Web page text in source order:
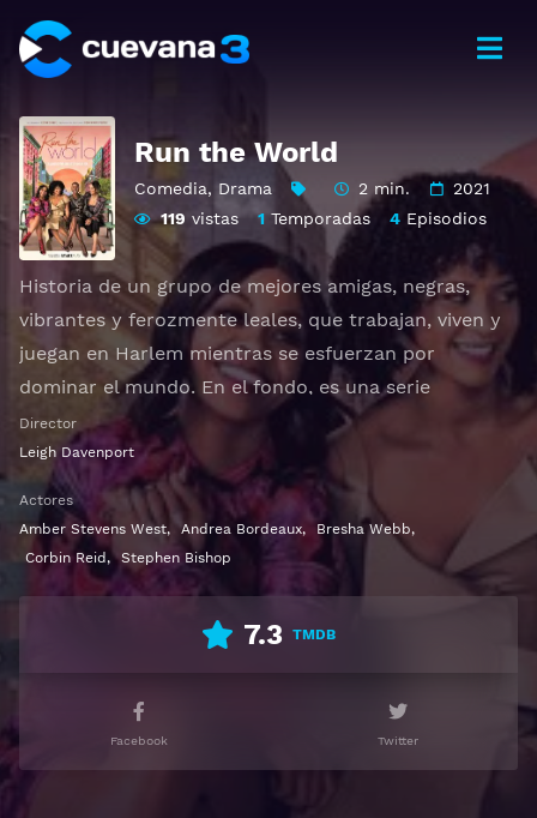
Run the World
Comedia, Drama 2 min.
2021
119 vistas 1 Temporadas 4 Episodios
Historia de un grupo de mejores amigas, negras,
vibrantes y ferozmente leales, que trabajan, viven y
juegan en Harlem mientras se esfuerzan por
dominar el mundo. En el fondo, es una serie
femenina que habla de una amistad envidiable y de
no solo sobrevivir, sino de crecer juntas.
Ver Run the World Gratis HD 1080p 720p | Idioma
español latino, subtitulado, castellano
Director
Leigh Davenport
Actores
Amber Stevens West, Andrea Bordeaux, Bresha Webb,
Corbin Reid , Stephen Bishop
7.3 TMDB
Facebook Twitter